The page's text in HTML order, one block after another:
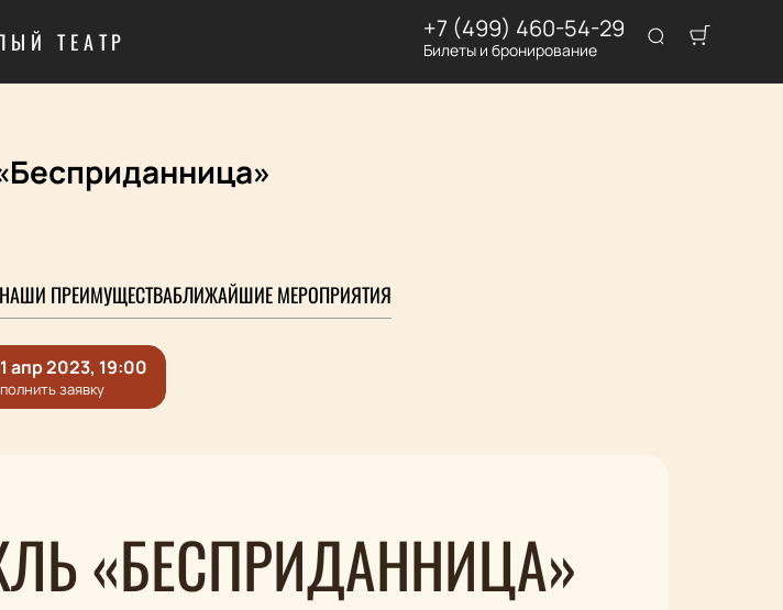
ТЕАТР +7 (499) 460-54-29
Билеты и бронирование
НАШИ ПРЕИМУЩЕСТВАБЛИЖАЙШИЕ МЕРОПРИЯТИЯ
«БЕСПРИДАННИЦА»